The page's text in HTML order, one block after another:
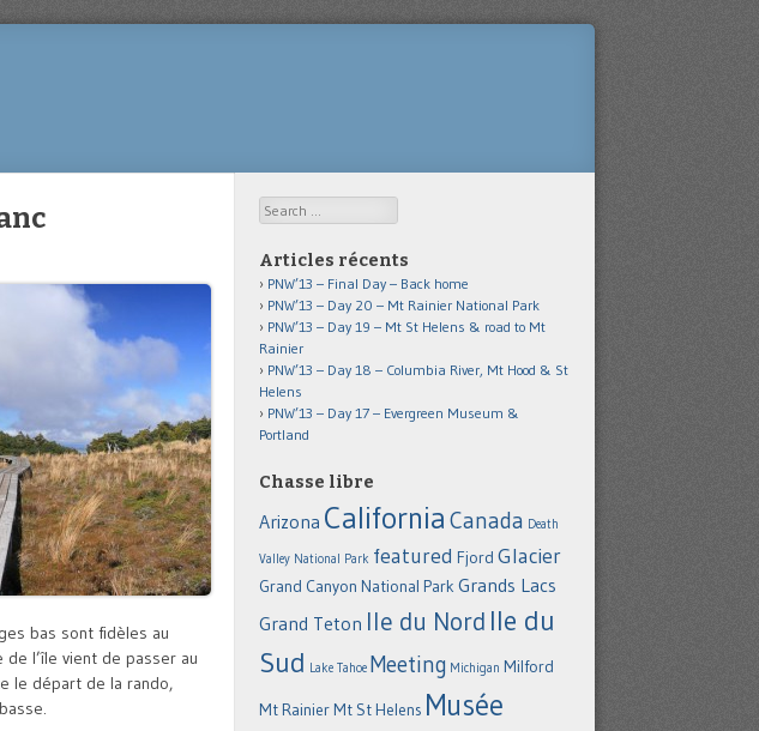
bas sont fidèles au
l’île vient de passer au
le départ de la rando,
Search
Articles récents
PNW’13 – Final Day – Back home
PNW’13 – Day 20 – Mt Rainier National Park
PNW’13 – Day 19 – Mt St Helens & road to Mt
Rainier
PNW’13 – Day 18 – Columbia River, Mt Hood & St
Helens
PNW’13 – Day 17 – Evergreen Museum &
Portland
Chasse libre
Arizona California Canada Death
Valley National Park featured Fjord Glacier
Grand Canyon National Park Grands Lacs
Grand Teton Ile du Nord Ile du
Sud Lake Tahoe Meeting Michigan Milford
Mt RainierMt St Helens Musée